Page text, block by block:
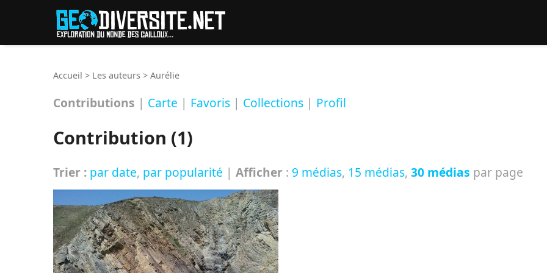
Accueil > Les auteurs > Aurélie
Contributions | Carte | Favoris | Collections | Profil
Contribution (1)
Trier : par date, par popularité | Afficher : 9 médias, 15 médias, 30 médias par page